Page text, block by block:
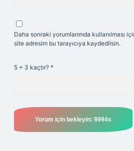
Daha sonraki yorumlarımda kullanılması
site adresim bu tarayıcıya kaydedilsin.
5 + 3 kaçtır? *